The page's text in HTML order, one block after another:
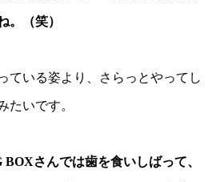
。（笑）
いる姿より、さらっとやってし
たいです。
さんでは歯を食いしばって、